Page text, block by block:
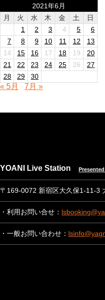
2021年6月
月
火 水 木 金 土
日
1
2 3 4 5
6
7
8 9 10 11 12
13
14
15 16 17 18 19
20
21
22 23 24 25 26
27
28
29 30
« 5月 7月 »
YOANI Live Station Presented
〒169-0072 新宿区大久保1-11-
・利用お問い合せ：
・一般お問い合わせ：